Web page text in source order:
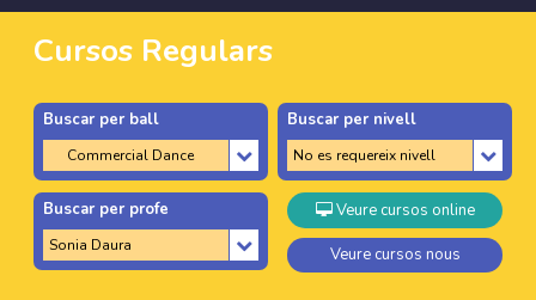
Cursos Regulars
Buscar per ball Buscar per nivell
Buscar per profe Veure cursos online
Veure cursos nous